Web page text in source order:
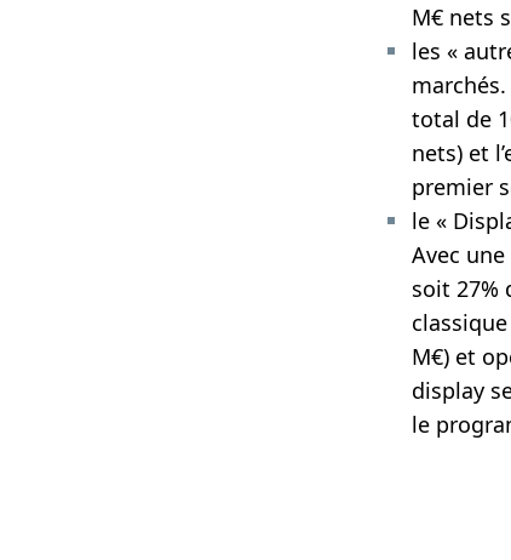
M€ nets
les «
marchés.
total de
nets) et l’
premier
le «
Avec
soit 27%
classique
M€) et
display
le